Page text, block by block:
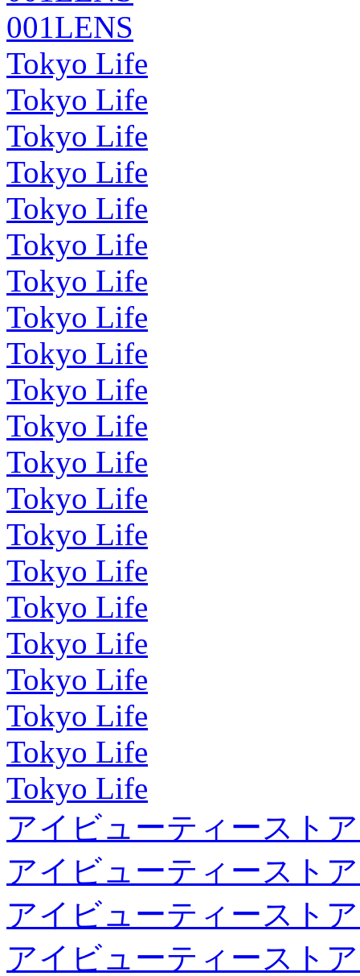
001LENS
Tokyo Life
Tokyo Life
Tokyo Life
Tokyo Life
Tokyo Life
Tokyo Life
Tokyo Life
Tokyo Life
Tokyo Life
Tokyo Life
Tokyo Life
Tokyo Life
Tokyo Life
Tokyo Life
Tokyo Life
Tokyo Life
Tokyo Life
Tokyo Life
Tokyo Life
Tokyo Life
Tokyo Life
アイビューティースト
アイビューティースト
アイビューティースト
アイビューティースト